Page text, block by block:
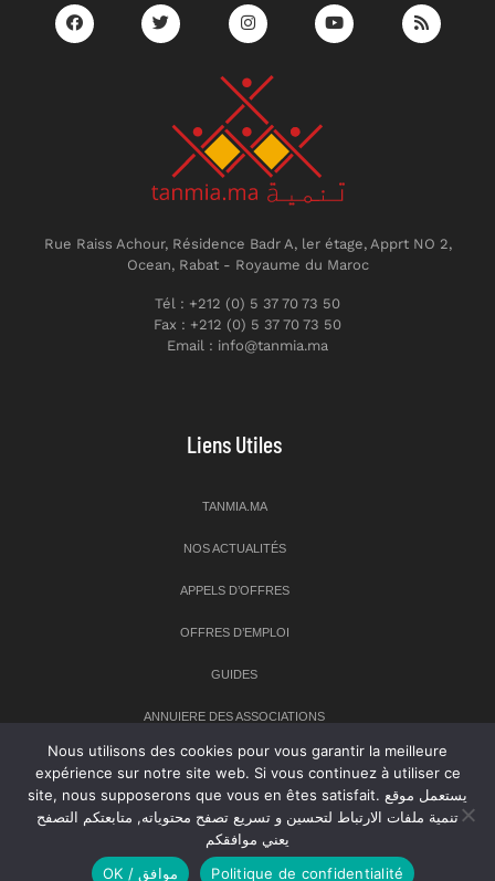
Rue Raiss Achour, Résidence Badr A, ler étage, Apprt NO 2,
Ocean, Rabat - Royaume du Maroc
Tél : +212 (0) 5 37 70 73 50
Fax : +212 (0) 5 37 70 73 50
Email : info@tanmia.ma
Liens Utiles
TANMIA.MA
NOS ACTUALITÉS
APPELS D’OFFRES
OFFRES D’EMPLOI
GUIDES
ANNUIERE DES ASSOCIATIONS
Newsletter
Inscrivez-vous à notre newsletter pour recevoir les dernières
nouvelles sur TANMIA
Nous utilisons des cookies pour vous garantir la meilleure
expérience sur notre site web. Si vous continuez à utiliser ce
site, nous supposerons que vous en êtes satisfait. يستعمل موقع
تنمية ملفات الارتباط لتحسين و تسريع تصفح محتوياته, متابعتكم التصفح
يعني موافقكم
OK / موافق
Politique de confidentialité